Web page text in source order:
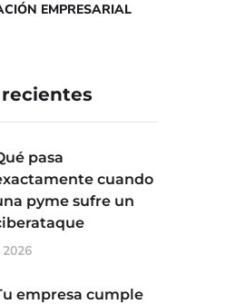
EMPRESARIAL
pasa
cuando
pyme sufre un
empresa cumple